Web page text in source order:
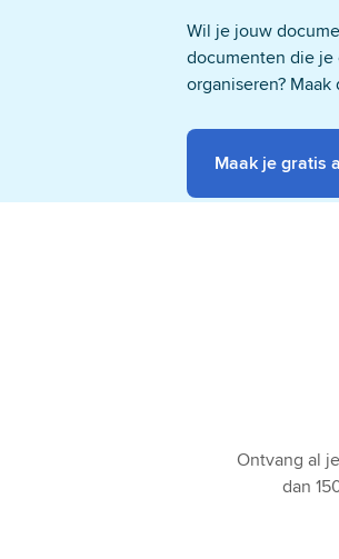
Wil je jouw
documenten die je
organiseren?
Maak je gratis
Ontvang al
dan